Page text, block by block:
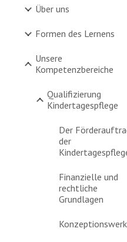
Über uns
Formen des Lernens
Unsere
Kompetenzbereiche
Qualifizierung
Kindertagespflege
Der
der
Finanzielle und
rechtliche
Grundlagen